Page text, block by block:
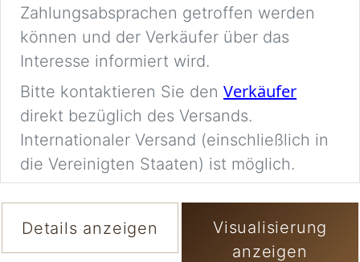
Zahlungsabsprachen getroffen werden
können und der Verkäufer über das
Interesse informiert wird.
Bitte kontaktieren Sie den Verkäufer
direkt bezüglich des Versands.
Internationaler Versand (einschließlich in
die Vereinigten Staaten) ist möglich.
Details anzeigen
Visualisierung
anzeigen